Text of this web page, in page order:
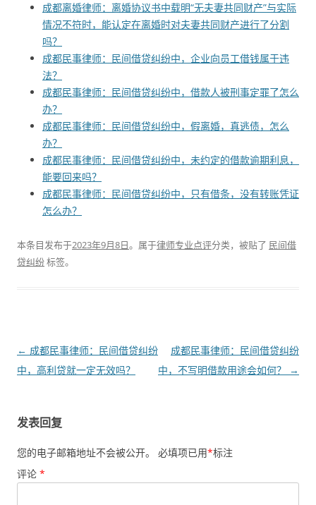
成都离婚律师：离婚协议书中载明“无夫妻共同财产”与实际
情况不符时，能认定在离婚时对夫妻共同财产进行了分割
吗？
成都民事律师：民间借贷纠纷中，企业向员工借钱属于违
法？
成都民事律师：民间借贷纠纷中，借款人被刑事定罪了怎么
办？
成都民事律师：民间借贷纠纷中，假离婚，真逃债，怎么
办？
成都民事律师：民间借贷纠纷中，未约定的借款逾期利息，
能要回来吗？
成都民事律师：民间借贷纠纷中，只有借条，没有转账凭证
怎么办？
本条目发布于2023年9月8日。属于律师专业点评分类，被贴了 民间借
贷纠纷标签。
文
章
← 成都民事律师：民间借贷纠纷
中，高利贷就一定无效吗？
成都民事律师：民间借贷纠纷
中，不写明借款用途会如何？
→
发表回复
您的电子邮箱地址不会被公开。 必填项已用*标注
评论 *